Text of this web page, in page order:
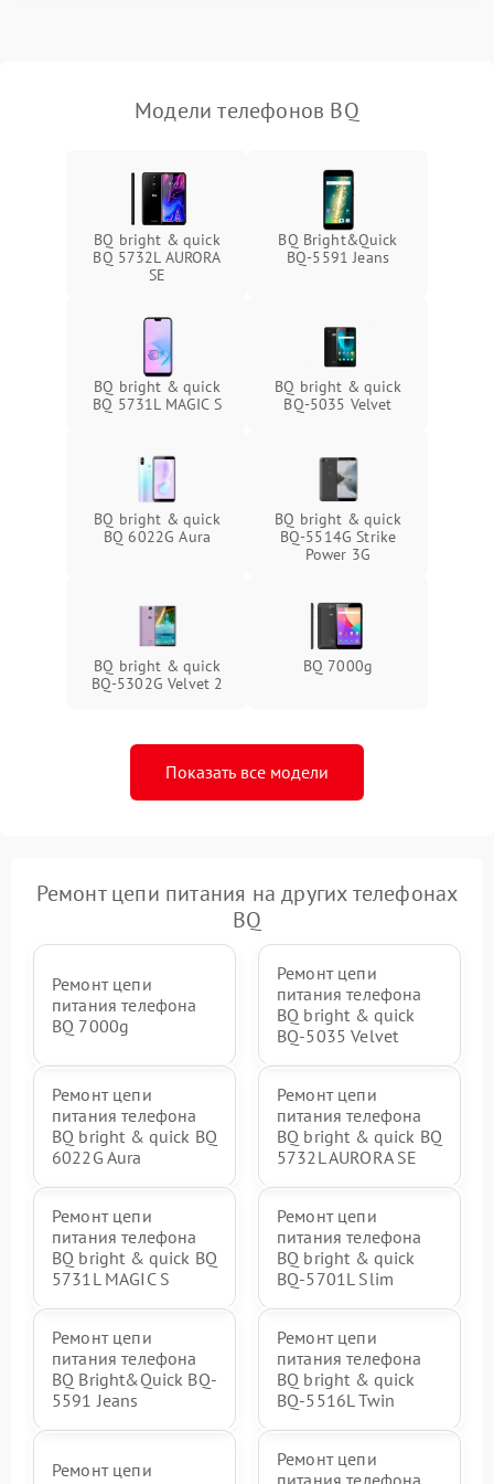
Модели телефонов BQ
BQ bright & quick
BQ 5732L AURORA
SE
BQ Bright&Quick
BQ-5591 Jeans
BQ bright & quick
BQ 5731L MAGIC S
BQ bright & quick
BQ-5035 Velvet
BQ bright & quick
BQ 6022G Aura
BQ bright & quick
BQ-5514G Strike
Power 3G
BQ bright & quick
BQ-5302G Velvet 2
BQ 7000g
Показать все модели
Ремонт цепи питания на других телефонах
BQ
Ремонт цепи
питания телефона
BQ 7000g
Ремонт цепи
питания телефона
BQ bright & quick
BQ-5035 Velvet
Ремонт цепи
питания телефона
BQ bright & quick BQ
6022G Aura
Ремонт цепи
питания телефона
BQ bright & quick BQ
5732L AURORA SE
Ремонт цепи
питания телефона
BQ bright & quick BQ
5731L MAGIC S
Ремонт цепи
питания телефона
BQ bright & quick
BQ-5701L Slim
Ремонт цепи
питания телефона
BQ Bright&Quick BQ-
5591 Jeans
Ремонт цепи
питания телефона
BQ bright & quick
BQ-5516L Twin
Ремонт цепи
Ремонт цепи
питания телефона